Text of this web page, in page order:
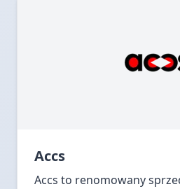
Accs
Accs to renomowany